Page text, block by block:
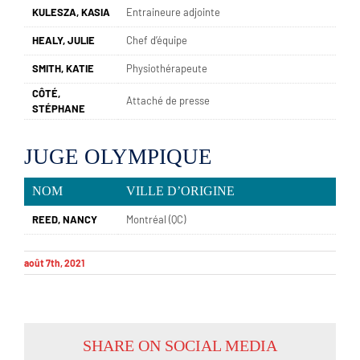
KULESZA, KASIA Entraineure adjointe
HEALY, JULIE Chef d’équipe
SMITH, KATIE
Physiothérapeute
CÔTÉ,
STÉPHANE
Attaché de presse
JUGE OLYMPIQUE
NOM VILLE D’ORIGINE
REED, NANCY Montréal (QC)
août 7th, 2021
SHARE ON SOCIAL MEDIA